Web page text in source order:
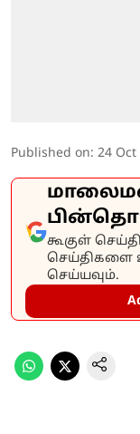
Published on: 24 Oct
கூகுள்
செய்திகளை
செய்யவும்.